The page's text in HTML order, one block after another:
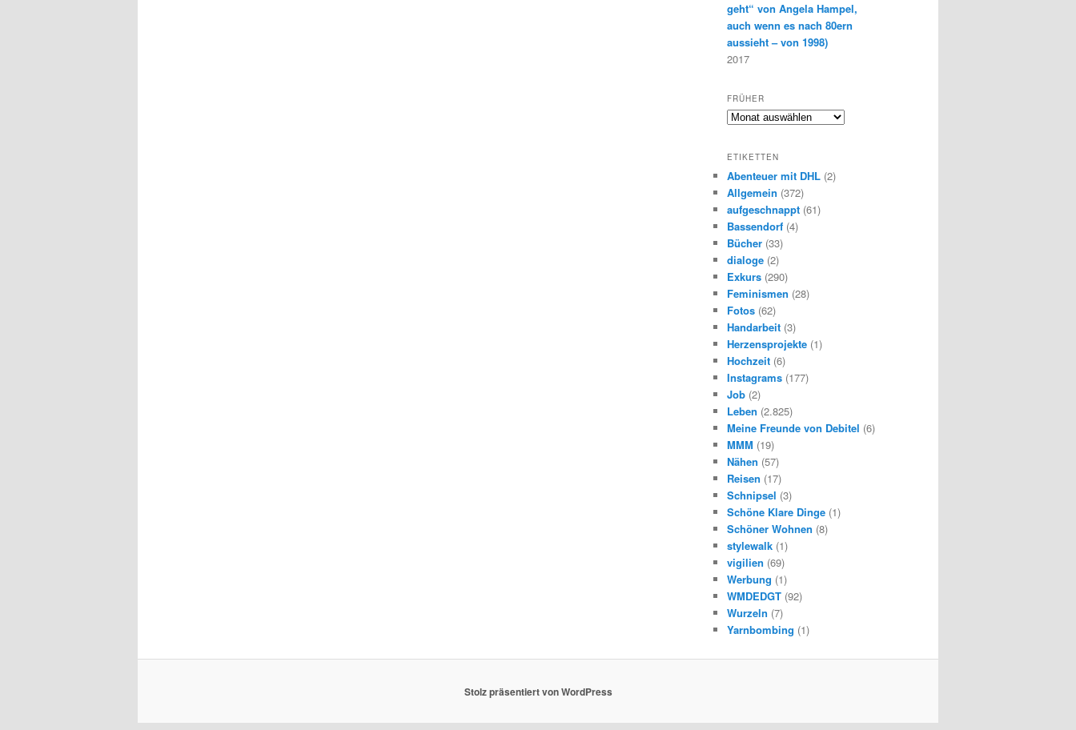
geht“ von Angela Hampel,
auch wenn es nach 80ern
aussieht – von 1998)
2017
FRÜHER
F
h
e
r
ETIKETTEN
Abenteuer mit DHL (2)
Allgemein (372)
aufgeschnappt (61)
Bassendorf (4)
Bücher (33)
dialoge (2)
Exkurs (290)
Feminismen (28)
Fotos (62)
Handarbeit (3)
Herzensprojekte (1)
Hochzeit (6)
Instagrams (177)
Job (2)
Leben (2.825)
Meine Freunde von Debitel (6)
MMM (19)
Nähen (57)
Reisen (17)
Schnipsel (3)
Schöne Klare Dinge (1)
Schöner Wohnen (8)
stylewalk (1)
vigilien (69)
Werbung (1)
WMDEDGT (92)
Wurzeln (7)
Yarnbombing (1)
Stolz präsentiert von WordPress